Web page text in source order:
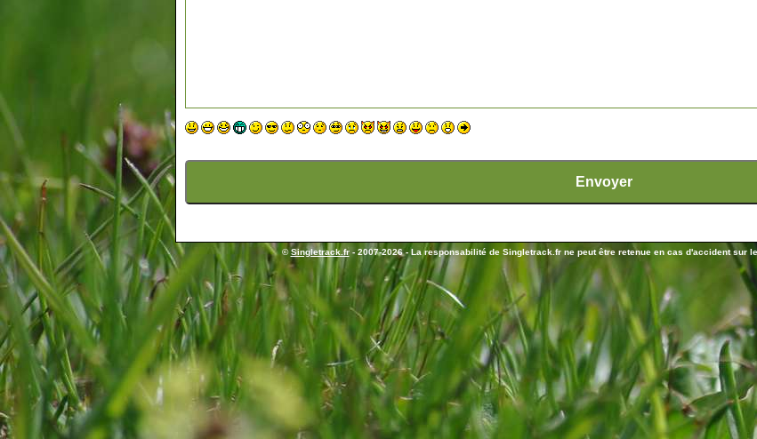
©Singletrack.fr- 2007-2026 - La responsabilité de Singletrack.fr ne peut être retenue en cas d'accident sur